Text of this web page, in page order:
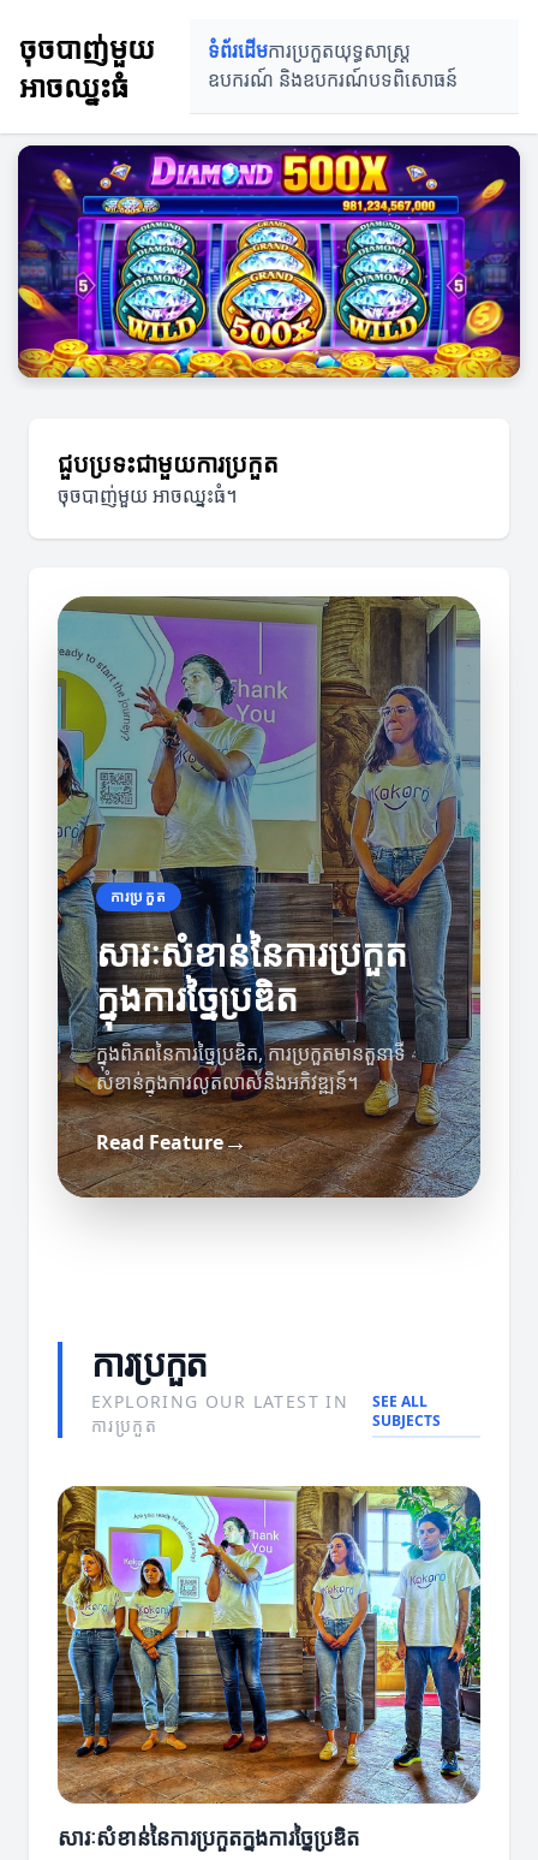
ចុចបាញ់មួយ
អាចឈ្នះធំ
ទំព័រដើមការប្រកួតយុទ្ធសាស្ត្រ
ឧបករណ៍ និងឧបករណ៍បទពិសោធន៍
ជួបប្រទះជាមួយការប្រកួត
ចុចបាញ់មួយ អាចឈ្នះធំ។
ការប្រកួត
សារៈសំខាន់នៃការប្រកួត
ក្នុងការច្នៃប្រឌិត
ក្នុងពិភពនៃការច្នៃប្រឌិត, ការប្រកួតមានតួនាទី
សំខាន់ក្នុងការលូតលាស់និងអភិវឌ្ឍន៍។
Read Feature→
យុទ្ធសាស្ត្រ
យុទ្ធសាស្ត្រដ៏មានប្រសិទ្ធិភាពសម្រាប់ការច្នៃ
ប្រឌិត
ឧបករណ៍ និងឧបករណ៍
ឧបករណ៍ទំនើបសម្រាប់ការប្រើប្រាស់ប្រចាំ
ថ្ងៃ
ការប្រកួត
EXPLORING OUR LATEST IN
ការប្រកួត
SEE ALL
SUBJECTS
សារៈសំខាន់នៃការប្រកួតក្នុងការច្នៃប្រឌិត